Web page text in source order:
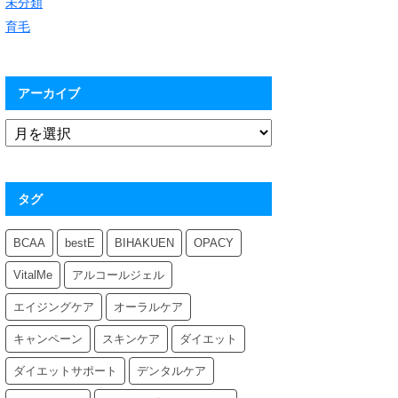
育毛
アーカイブ
タグ
BCAA bestE BIHAKUEN OPACY
VitalMe アルコールジェル
エイジングケア オーラルケア
キャンペーン スキンケア ダイエット
ダイエットサポート デンタルケア